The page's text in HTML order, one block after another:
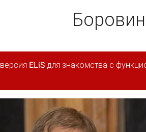
ELiS для знакомства с